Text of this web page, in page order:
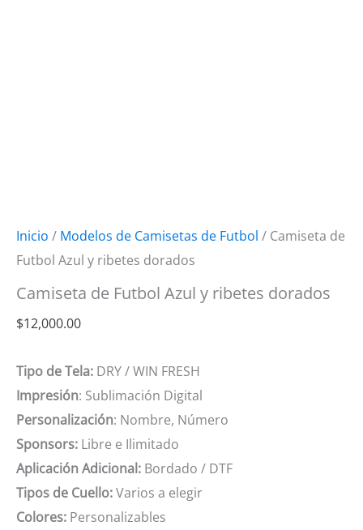
Inicio / Modelos de Camisetas de Futbol / Camiseta de
Futbol Azul y ribetes dorados
Camiseta de Futbol Azul y ribetes dorados
$12,000.00
Tipo de Tela: DRY / WIN FRESH
Impresión: Sublimación Digital
Personalización: Nombre, Número
Sponsors: Libre e Ilimitado
Aplicación Adicional: Bordado / DTF
Tipos de Cuello:Varios a elegir
Colores: Personalizables